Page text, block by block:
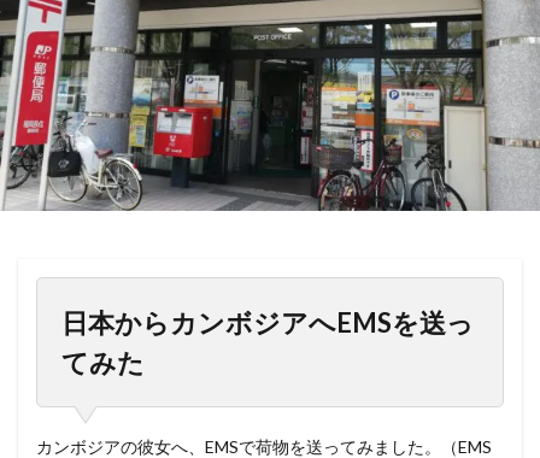
日本からカンボジアへEMSを送っ
てみた
カンボジアの彼女へ、EMSで荷物を送ってみました。（EMS